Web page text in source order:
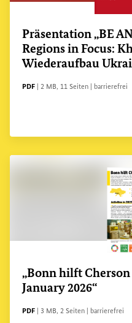
Präsentation „BE
Regions in Focus:
Wiederaufbau
DATEITYP
PDF Dateigröße
2 MB, Seiten
11 Seiten barrierefrei
„Bonn hilft
January 2026“
DATEITYP
PDF Dateigröße
3 MB, Seiten
2 Seiten Zugänglichkeit
barrierefrei